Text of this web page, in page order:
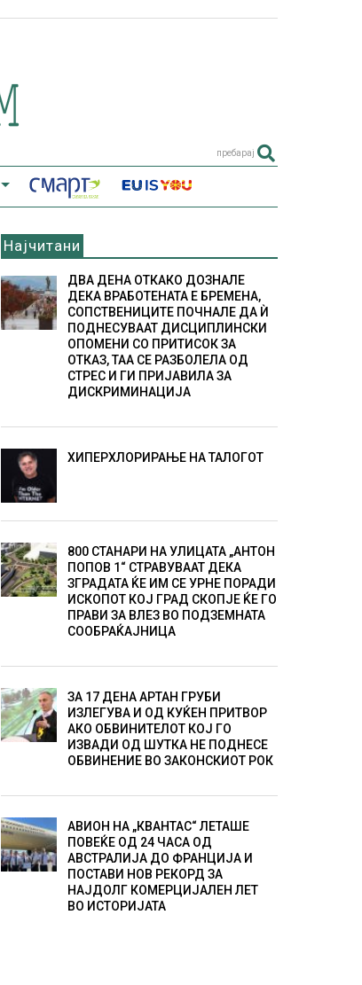
пребарај
Најчитани
ДВА ДЕНА ОТКАКО ДОЗНАЛЕ
ДЕКА ВРАБОТЕНАТА Е БРЕМЕНА,
СОПСТВЕНИЦИТЕ ПОЧНАЛЕ ДА Ѝ
ПОДНЕСУВААТ ДИСЦИПЛИНСКИ
ОПОМЕНИ СО ПРИТИСОК ЗА
ОТКАЗ, ТАА СЕ РАЗБОЛЕЛА ОД
СТРЕС И ГИ ПРИЈАВИЛА ЗА
ДИСКРИМИНАЦИЈА
ХИПЕРХЛОРИРАЊЕ НА ТАЛОГОТ
800 СТАНАРИ НА УЛИЦАТА „АНТОН
ПОПОВ 1“ СТРАВУВААТ ДЕКА
ЗГРАДАТА ЌЕ ИМ СЕ УРНЕ ПОРАДИ
ИСКОПОТ КОЈ ГРАД СКОПЈЕ ЌЕ ГО
ПРАВИ ЗА ВЛЕЗ ВО ПОДЗЕМНАТА
СООБРАЌАЈНИЦА
ЗА 17 ДЕНА АРТАН ГРУБИ
ИЗЛЕГУВА И ОД КУЌЕН ПРИТВОР
АКО ОБВИНИТЕЛОТ КОЈ ГО
ИЗВАДИ ОД ШУТКА НЕ ПОДНЕСЕ
ОБВИНЕНИЕ ВО ЗАКОНСКИОТ РОК
АВИОН НА „КВАНТАС“ ЛЕТАШЕ
ПОВЕЌЕ ОД 24 ЧАСА ОД
АВСТРАЛИЈА ДО ФРАНЦИЈА И
ПОСТАВИ НОВ РЕКОРД ЗА
НАЈДОЛГ КОМЕРЦИЈАЛЕН ЛЕТ
ВО ИСТОРИЈАТА